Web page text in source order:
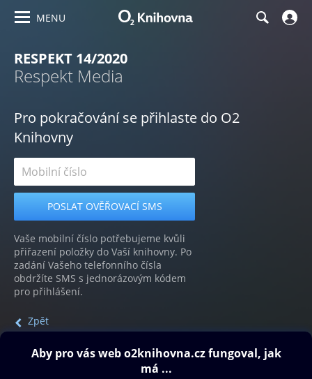
MENU
RESPEKT 14/2020
Respekt Media
Pro pokračování se přihlaste do O2
Knihovny
Vaše mobilní číslo potřebujeme kvůli
přiřazení položky do Vaší knihovny. Po
zadání Vašeho telefonního čísla
obdržíte SMS s jednorázovým kódem
pro přihlášení.
Zpět